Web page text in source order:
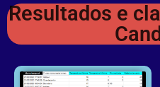
Resultados e